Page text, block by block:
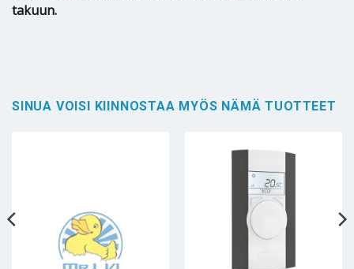
takuun.
SINUA VOISI KIINNOSTAA MYÖS NÄMÄ TUOTTEET